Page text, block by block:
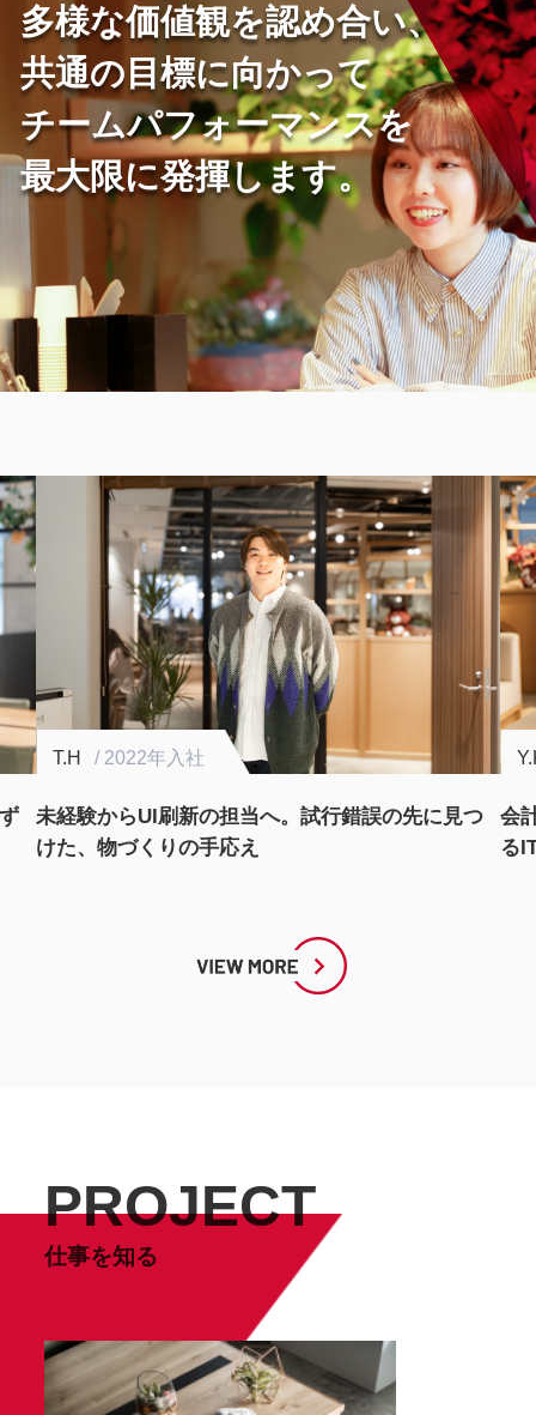
多様な価値観を認め合い、
共通の目標に向かって
チームパフォーマンスを
最大限に発揮します。
Y.K / 2022年入社
会計の知識を「武器」に、お客様の理想を形にす
るITコンサルタントへ
「
つ
PROJECT
仕事を知る